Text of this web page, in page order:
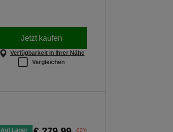
Jetzt kaufen
Verfügbarkeit in Ihrer Nähe
Vergleichen
Auf Lager -22%